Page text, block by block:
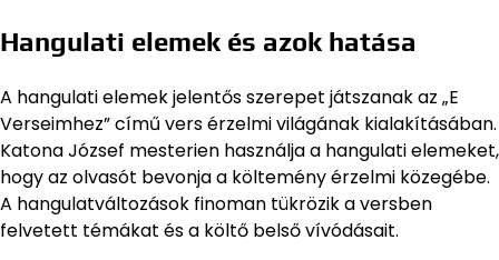
Hangulati elemek és azok hatása
A hangulati elemek jelentős szerepet játszanak az „E
Verseimhez” című vers érzelmi világának kialakításában.
Katona József mesterien használja a hangulati elemeket,
hogy az olvasót bevonja a költemény érzelmi közegébe.
A hangulatváltozások finoman tükrözik a versben
felvetett témákat és a költő belső vívódásait.